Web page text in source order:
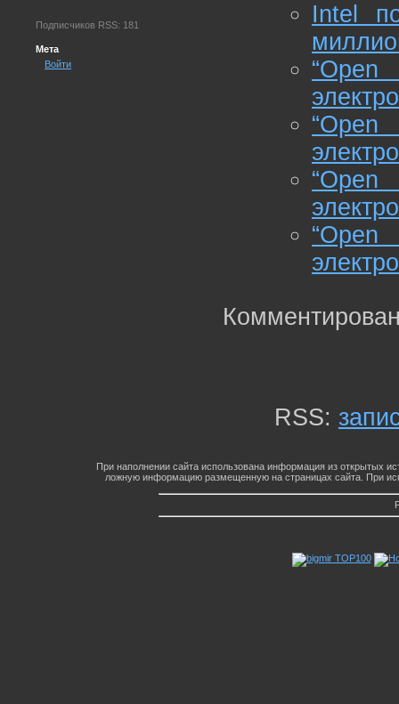
Подписчиков RSS: 181
Мета
Войти
Intel
RSS:
При наполнении сайта использована информация из открытых
ложную информацию размещенную на страницах сайта. При